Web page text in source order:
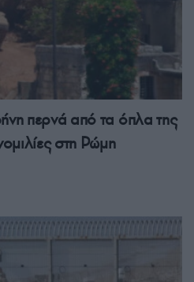
περνά από τα όπλα της
στη Ρώμη